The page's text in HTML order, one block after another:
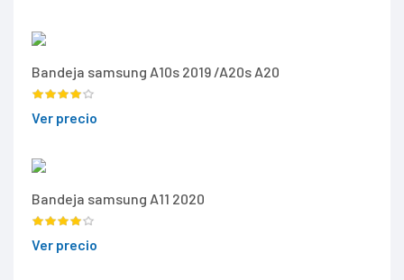
Bandeja samsung A10s 2019 /A20s A20
Ver precio
Bandeja samsung A11 2020
Ver precio